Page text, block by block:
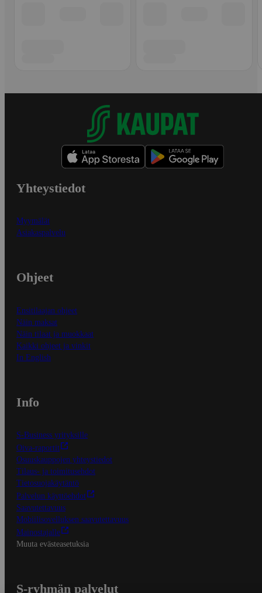
Yhteystiedot
Myymälät
Asiakaspalvelu
Ohjeet
Ensitilaajan ohjeet
Näin maksat
Näin tilaat ja muokkaat
Kaikki ohjeet ja vinkit
In English
Info
S-Business yrityksille
Oiva-raportit
Osuuskauppojen yhteystiedot
Tilaus- ja toimitusehdot
Tietosuojakäytäntö
Palvelun käyttöehdot
Saavutettavuus
Mobiilisovelluksen saavutettavuus
Mainostajalle
Muuta evästeasetuksia
S-ryhmän palvelut